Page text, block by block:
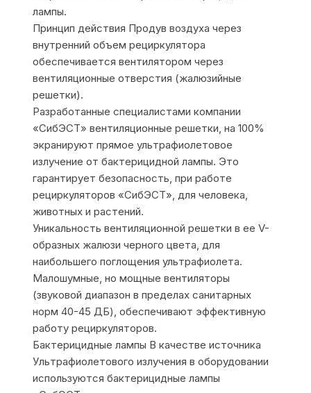
лампы.
Принцип действия Продув воздуха через
внутренний объем рециркулятора
обеспечивается вентилятором через
вентиляционные отверстия (жалюзийные
решетки).
Разработанные специалистами компании
«СибЭСТ» вентиляционные решетки, на 100%
экранируют прямое ультрафиолетовое
излучение от бактерицидной лампы. Это
гарантирует безопасность, при работе
рециркуляторов «СибЭСТ», для человека,
животных и растений.
Уникальность вентиляционной решетки в ее V-
образных жалюзи черного цвета, для
наибольшего поглощения ультрафиолета.
Малошумные, но мощные вентиляторы
(звуковой диапазон в пределах санитарных
норм 40-45 ДБ), обеспечивают эффективную
работу рециркуляторов.
Бактерицидные лампы В качестве источника
Ультрафиолетового излучения в оборудовании
используются бактерицидные лампы